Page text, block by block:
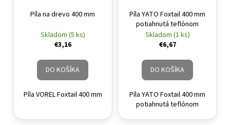
Píla na drevo 400 mm
Skladom (5 ks)
€3,16
DO KOŠÍKA
Píla VOREL Foxtail 400 mm
Píla YATO Foxtail 400 mm
potiahnutá teflónom
Skladom (1 ks)
€6,67
DO KOŠÍKA
Píla YATO Foxtail 400 mm
potiahnutá teflónom
HĽADAŤ